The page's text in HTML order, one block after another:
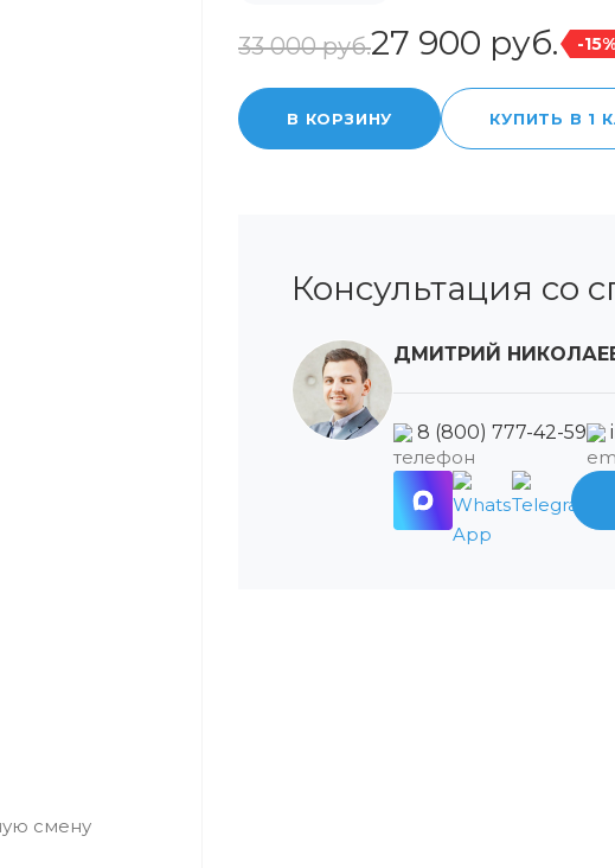
33 000 руб.27 900 руб. -15%
В КОРЗИНУ КУПИТЬ В 1
Консультация со
ДМИТРИЙ
8 (800) 777-42-59
смену